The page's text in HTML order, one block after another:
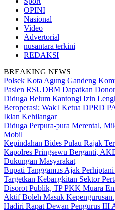
OPINI
Nasional
Video
Advertorial
nusantara terkini
REDAKSI
BREAKING NEWS
Polsek Kota Agung Gandeng
Pasien RSUDBM Dapatkan
Diduga Belum Kantongi Izin
Beroperasi; Wakil Ketua DPRD
Iklan Kehilangan
Diduga Perpura-pura Merental,
Mobil
Kepindahan Bides Pulau Rajak
Kapolres Pringsewu Berganti,
Dukungan Masyarakat
Bupati Tanggamus Ajak
Targetkan Kebangkitan Sektor
Disorot Publik, TP PKK Muara
Aktif Boleh Masuk Kepengurusan.
Hadiri Rapat Dewan Pengurus III